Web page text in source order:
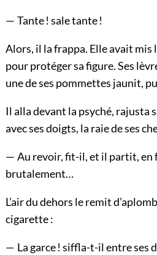
— Tante ! sale tante !
Alors, il la frappa. Elle avait mis
pour protéger sa figure. Ses
une de ses pommettes jaunit,
Il alla devant la psyché, rajusta
avec ses doigts, la raie de ses
— Au revoir, fit-il, et il partit, en
brutalement…
L’air du dehors le remit
cigarette :
— La garce ! siffla-t-il entre ses